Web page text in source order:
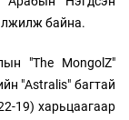
байна.
"The MongolZ"
"Astralis" багтай
19) харьцаагаар